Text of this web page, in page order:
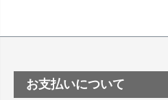
塩ビのロール紙で離型紙が透
つや消し半透明ラベルのロール
お支払いについて